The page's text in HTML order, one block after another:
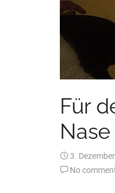
Für
3.
No